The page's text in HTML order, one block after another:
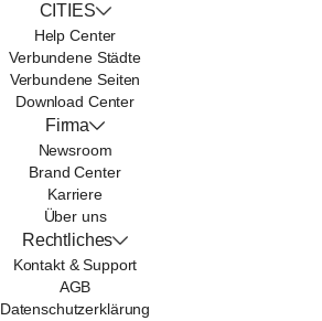
CITIES
Help Center
Verbundene Städte
Verbundene Seiten
Download Center
Firma
Newsroom
Brand Center
Karriere
Über uns
Rechtliches
Kontakt & Support
AGB
Datenschutzerklärung